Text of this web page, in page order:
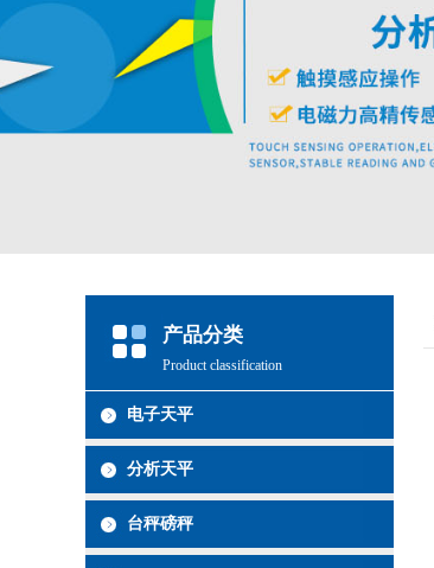
产品分类
Product classification
电子天平
分析天平
台秤磅秤